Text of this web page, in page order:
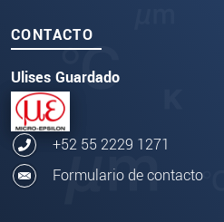
CONTACTO
Ulises Guardado
+52 55 2229 1271
Formulario de contacto